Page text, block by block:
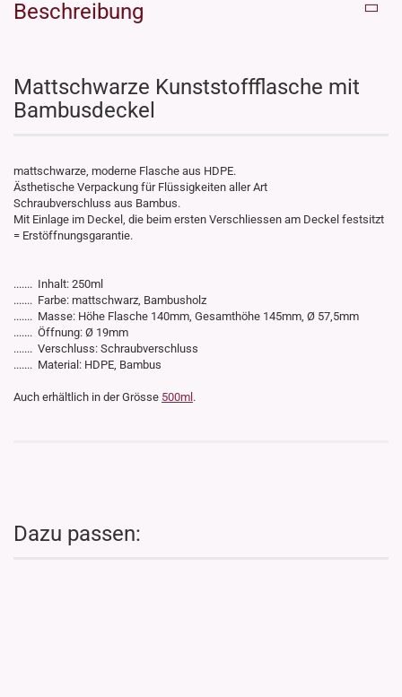
Beschreibung
Mattschwarze Kunststoffflasche mit
Bambusdeckel
mattschwarze, moderne Flasche aus HDPE.
Ästhetische Verpackung für Flüssigkeiten aller Art
Schraubverschluss aus Bambus.
Mit Einlage im Deckel, die beim ersten Verschliessen am Deckel festsitzt
= Erstöffnungsgarantie.
....... Inhalt: 250ml
....... Farbe: mattschwarz, Bambusholz
....... Masse: Höhe Flasche 140mm, Gesamthöhe 145mm, Ø 57,5mm
....... Öffnung: Ø 19mm
....... Verschluss: Schraubverschluss
....... Material: HDPE, Bambus
Auch erhältlich in der Grösse 500ml .
Dazu passen: